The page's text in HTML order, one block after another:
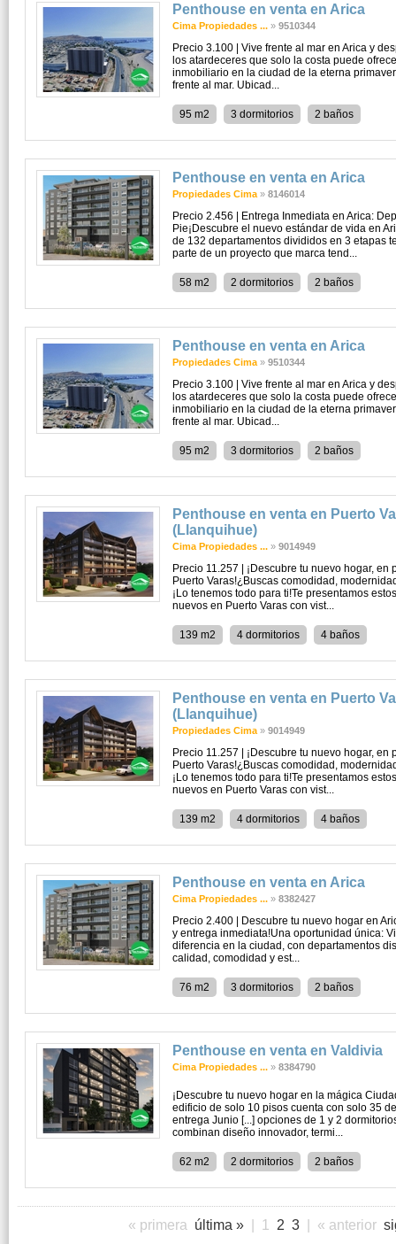
Penthouse en venta en Arica
Cima Propiedades ... » 9510344
Precio 3.100 | Vive frente al mar en Arica y
los atardeceres que solo la costa puede
inmobiliario en la ciudad de la eterna
frente al mar. Ubicad...
95 m2 3 dormitorios 2 baños
Penthouse en venta en Arica
Propiedades Cima » 8146014
Precio 2.456 | Entrega Inmediata en Arica:
Pie¡Descubre el nuevo estándar de vida en
de 132 departamentos divididos en 3 etapas
parte de un proyecto que marca tend...
58 m2 2 dormitorios 2 baños
Penthouse en venta en Arica
Propiedades Cima » 9510344
Precio 3.100 | Vive frente al mar en Arica y
los atardeceres que solo la costa puede
inmobiliario en la ciudad de la eterna
frente al mar. Ubicad...
95 m2 3 dormitorios 2 baños
Penthouse en venta en Puerto
(Llanquihue)
Cima Propiedades ... » 9014949
Precio 11.257 | ¡Descubre tu nuevo hogar,
Puerto Varas!¿Buscas comodidad,
¡Lo tenemos todo para ti!Te presentamos
nuevos en Puerto Varas con vist...
139 m2 4 dormitorios 4 baños
Penthouse en venta en Puerto
(Llanquihue)
Propiedades Cima » 9014949
Precio 11.257 | ¡Descubre tu nuevo hogar,
Puerto Varas!¿Buscas comodidad,
¡Lo tenemos todo para ti!Te presentamos
nuevos en Puerto Varas con vist...
139 m2 4 dormitorios 4 baños
Penthouse en venta en Arica
Cima Propiedades ... » 8382427
Precio 2.400 | Descubre tu nuevo hogar en
y entrega inmediata!Una oportunidad única:
diferencia en la ciudad, con departamentos
calidad, comodidad y est...
76 m2 3 dormitorios 2 baños
Penthouse en venta en Valdivia
Cima Propiedades ... » 8384790
¡Descubre tu nuevo hogar en la mágica
edificio de solo 10 pisos cuenta con solo 35
entrega Junio [...] opciones de 1 y 2
combinan diseño innovador, termi...
62 m2 2 dormitorios 2 baños
« primera última » 1 2 3 « anterior